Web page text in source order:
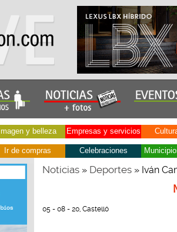
Imagen y belleza Empresas y servicios
Ir de compras Celebraciones
Noticias» Deportes» Iván
05 - 08 - 20, Castelló